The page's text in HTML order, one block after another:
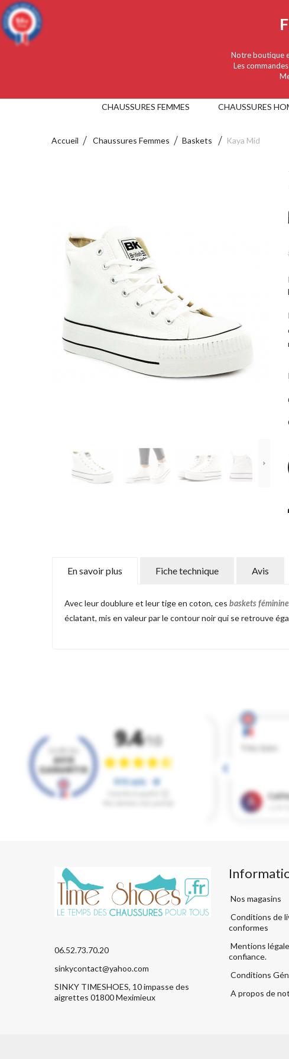
CHAUSSURES FEMMES CHAUSSURES
Notre boutique
Les
Accueil Chaussures Femmes Baskets Kaya Mid
En savoir plus Fiche technique Avis
Avec leur doublure et leur tige en coton, ces baskets
éclatant, mis en valeur par le contour noir qui se retrouve
06.52.73.70.20
sinkycontact@yahoo.com
SINKY TIMESHOES, 10 impasse des
aigrettes 01800 Meximieux
Nos magasins
Conditions de
conformes
Mentions
confiance.
Conditions
A propos de
9.4/10